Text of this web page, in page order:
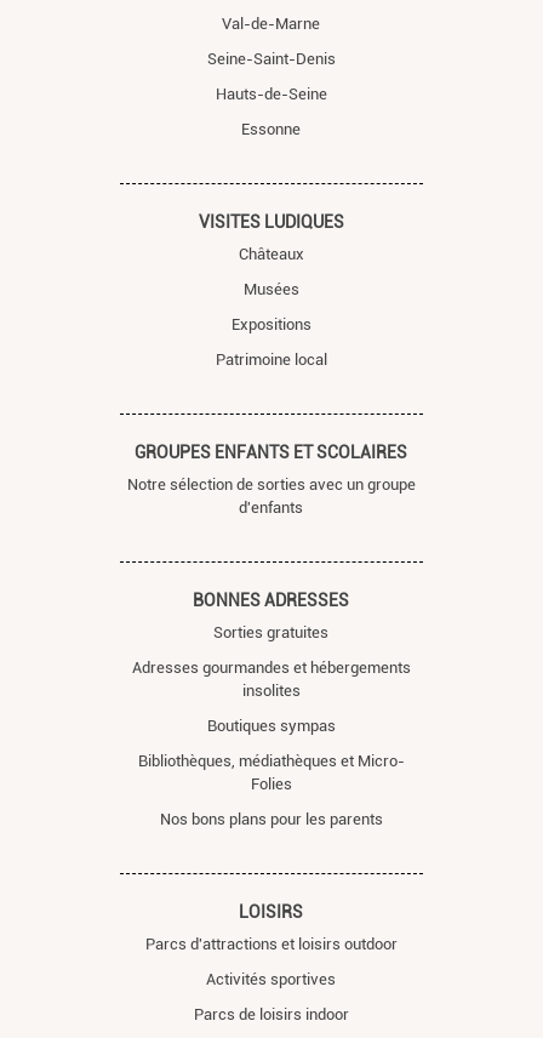
Val-de-Marne
Seine-Saint-Denis
Hauts-de-Seine
Essonne
VISITES LUDIQUES
Châteaux
Musées
Expositions
Patrimoine local
GROUPES ENFANTS ET SCOLAIRES
Notre sélection de sorties avec un groupe
d'enfants
BONNES ADRESSES
Sorties gratuites
Adresses gourmandes et hébergements
insolites
Boutiques sympas
Bibliothèques, médiathèques et Micro-
Folies
Nos bons plans pour les parents
LOISIRS
Parcs d'attractions et loisirs outdoor
Activités sportives
Parcs de loisirs indoor